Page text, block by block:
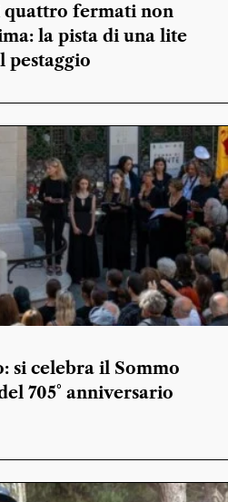
quattro fermati non
la pista di una lite
pestaggio
si celebra il Sommo
705° anniversario